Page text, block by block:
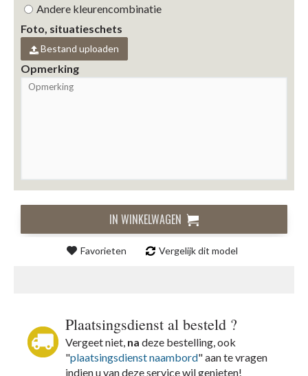
Andere kleurencombinatie
Foto, situatieschets
Bestand uploaden
Opmerking
IN WINKELWAGEN
Favorieten Vergelijk dit model
Plaatsingsdienst al besteld ?
Vergeet niet, na deze bestelling, ook
"plaatsingsdienst naambord" aan te vragen
indien u van deze service wil genieten!